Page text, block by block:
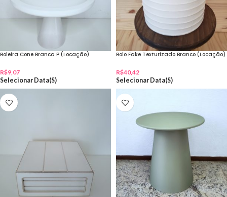
Boleira Cone Branca P (Locação)
R$9,07
Selecionar Data(s)
Bolo Fake Texturizado Branco (Locação)
R$40,42
Selecionar Data(s)